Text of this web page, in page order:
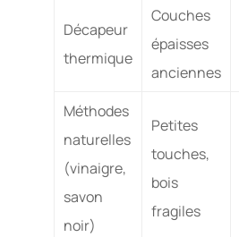
Décapeur
thermique
Couches
épaisses
anciennes
Méthodes
naturelles
(vinaigre,
savon
noir)
Petites
touches,
bois
fragiles